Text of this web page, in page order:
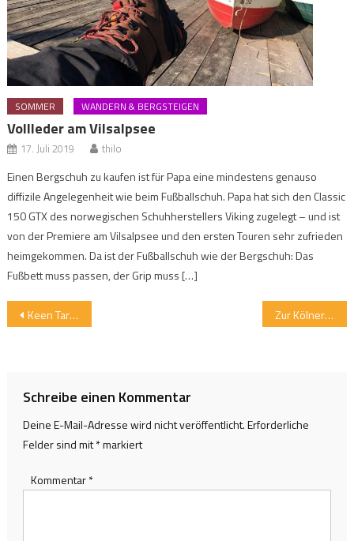
SOMMER WANDERN & BERGSTEIGEN
Vollleder am Vilsalpsee
17. Juli 2019 thilo
Einen Bergschuh zu kaufen ist für Papa eine mindestens genauso
diffizile Angelegenheit wie beim Fußballschuh. Papa hat sich den Classic
150 GTX des norwegischen Schuhherstellers Viking zugelegt – und ist
von der Premiere am Vilsalpsee und den ersten Touren sehr zufrieden
heimgekommen. Da ist der Fußballschuh wie der Bergschuh: Das
Fußbett muss passen, der Grip muss […]
Beitragsnavigation
Keen Targhee: cooler Schuh mit Schnellzugschnürung Zur Kölner Hütte mit „unsichtbarer“ Bergstation
Schreibe einen Kommentar
Deine E-Mail-Adresse wird nicht veröffentlicht.Erforderliche
Felder sind mit*markiert
Kommentar*